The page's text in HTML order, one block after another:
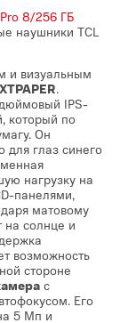
Pro 8/256 ГБ
наушники TCL
и визуальным
.
IPS-
который по
Он
для глаз синего
нагрузку на
панелями,
матовому
на солнце и
возможность
стороне
с
Его
5 Мп и